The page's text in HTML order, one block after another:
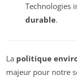
Technologies
durable.
La politique
majeur pour notre